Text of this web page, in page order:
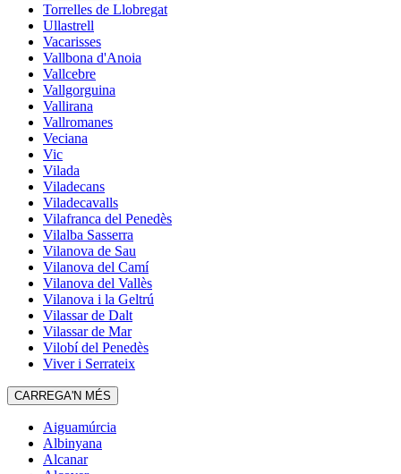
Torrelles de Llobregat
Ullastrell
Vacarisses
Vallbona d'Anoia
Vallcebre
Vallgorguina
Vallirana
Vallromanes
Veciana
Vic
Vilada
Viladecans
Viladecavalls
Vilafranca del Penedès
Vilalba Sasserra
Vilanova de Sau
Vilanova del Camí
Vilanova del Vallès
Vilanova i la Geltrú
Vilassar de Dalt
Vilassar de Mar
Vilobí del Penedès
Viver i Serrateix
CARREGA'N MÉS
Aiguamúrcia
Albinyana
Alcanar